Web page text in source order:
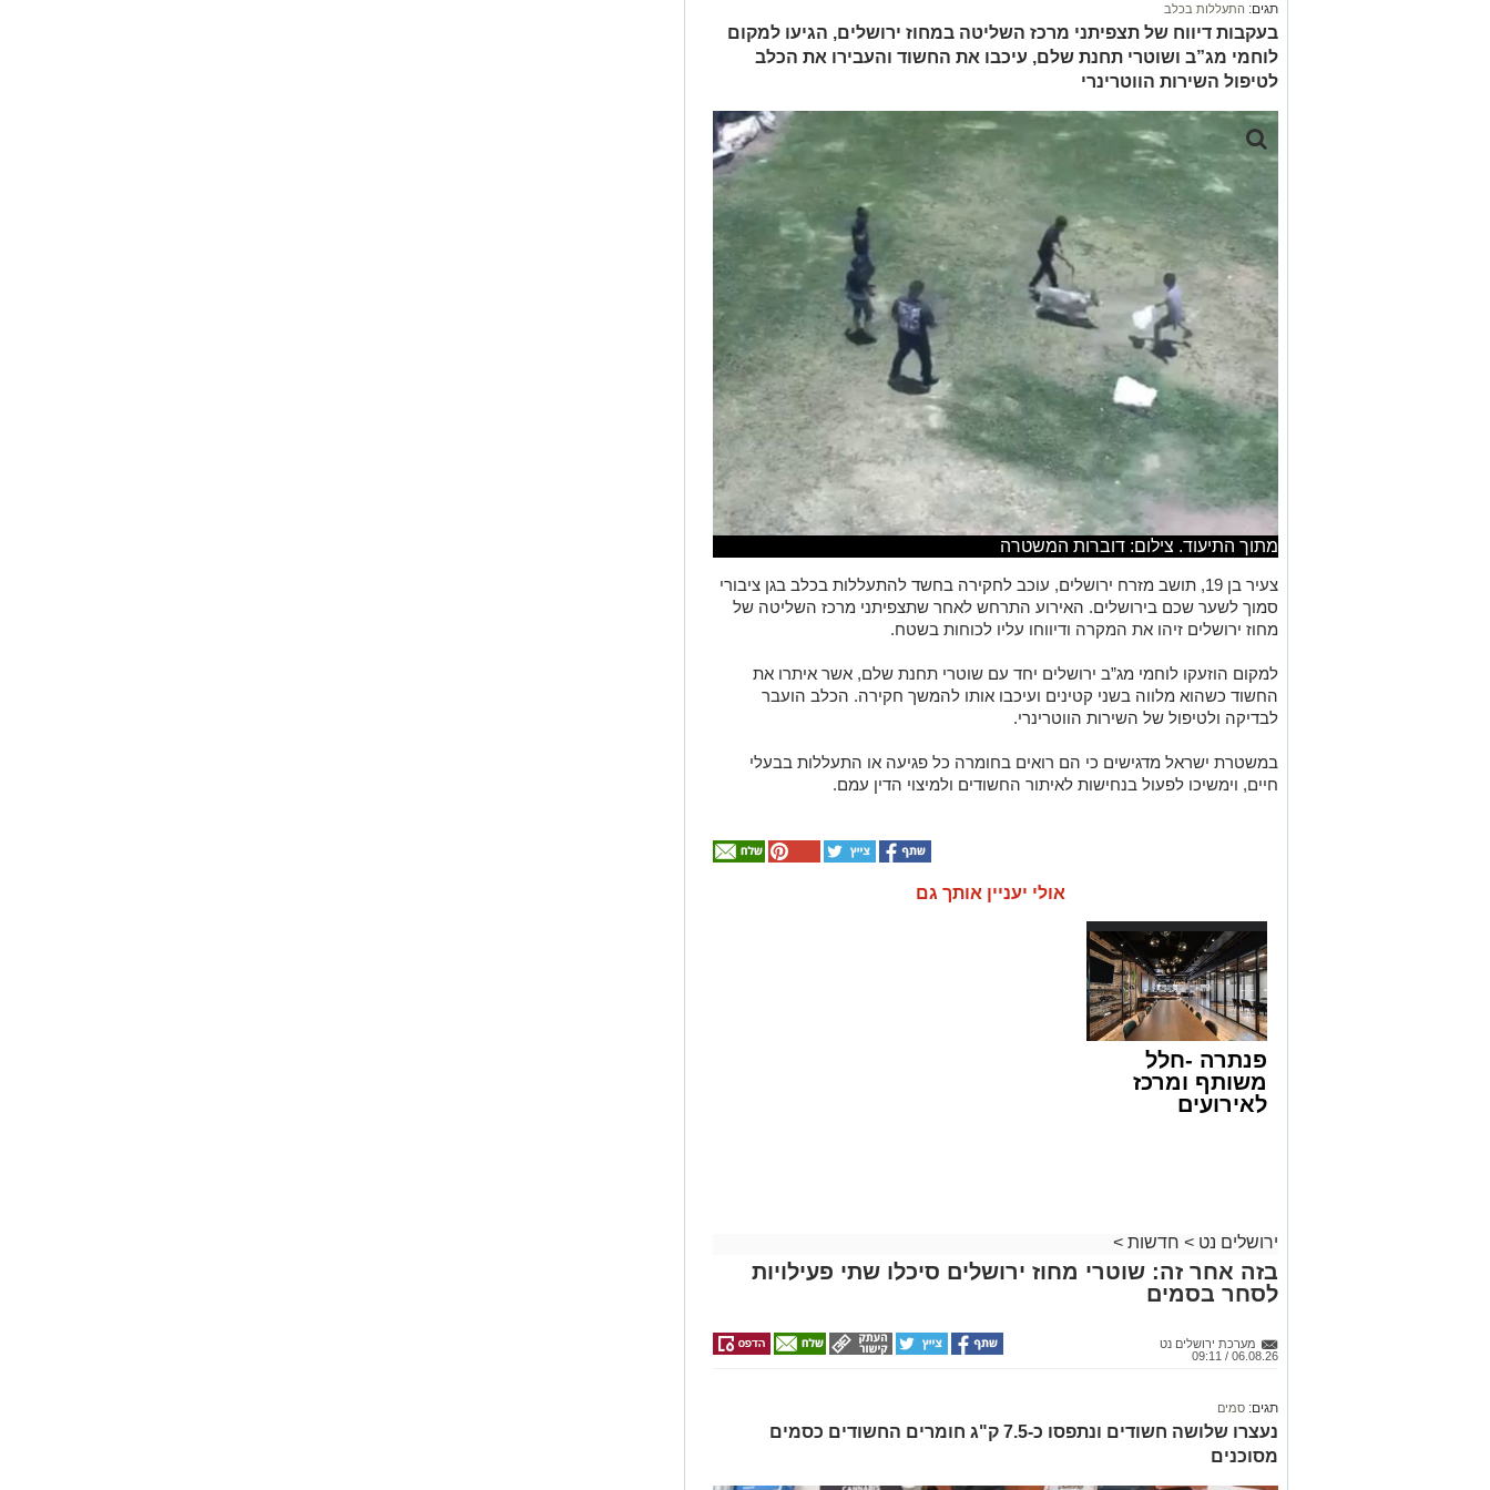
תגים: התעללות בכלב
בעקבות דיווח של תצפיתני מרכז השליטה במחוז ירושלים, הגיעו למקום
לוחמי מג”ב ושוטרי תחנת שלם, עיכבו את החשוד והעבירו את הכלב
לטיפול השירות הווטרינרי
מתוך התיעוד. צילום: דוברות המשטרה
צעיר בן 19, תושב מזרח ירושלים, עוכב לחקירה בחשד להתעללות בכלב בגן ציבורי
סמוך לשער שכם בירושלים. האירוע התרחש לאחר שתצפיתני מרכז השליטה של
מחוז ירושלים זיהו את המקרה ודיווחו עליו לכוחות בשטח.
למקום הוזעקו לוחמי מג”ב ירושלים יחד עם שוטרי תחנת שלם, אשר איתרו את
החשוד כשהוא מלווה בשני קטינים ועיכבו אותו להמשך חקירה. הכלב הועבר
לבדיקה ולטיפול של השירות הווטרינרי.
במשטרת ישראל מדגישים כי הם רואים בחומרה כל פגיעה או התעללות בבעלי
חיים, וימשיכו לפעול בנחישות לאיתור החשודים ולמיצוי הדין עמם.
אולי יעניין אותך גם
פנתרה -חלל
משותף ומרכז
לאירועים
ירושלים נט > חדשות >
בזה אחר זה: שוטרי מחוז ירושלים סיכלו שתי פעילויות
לסחר בסמים
מערכת ירושלים נט
06.08.26 / 09:11
תגים: סמים
נעצרו שלושה חשודים ונתפסו כ-7.5 ק"ג חומרים החשודים כסמים
מסוכנים